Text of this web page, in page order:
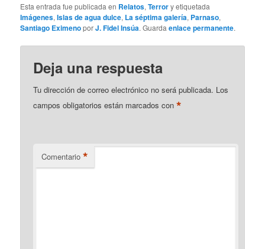
Esta entrada fue publicada en Relatos,Terrory etiquetada
Imágenes,Islas de agua dulce, La séptima galería, Parnaso,
Santiago EximenoporJ. Fidel Insúa. Guardaenlace permanente.
Deja una respuesta
Tu dirección de correo electrónico no será publicada. Los
campos obligatorios están marcados con*
Comentario *